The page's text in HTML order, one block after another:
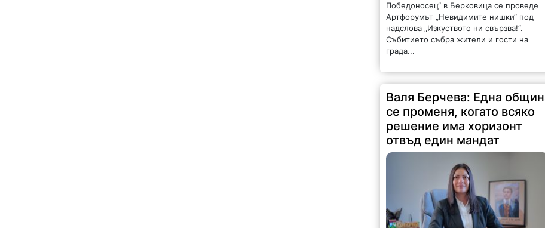
Победоносец“ в Берковица се проведе
Артфорумът „Невидимите нишки“ под
надслова „Изкуството ни свързва!“.
Събитието събра жители и гости на
града...
Валя Берчева: Една
се променя, когато всяко
решение има хоризонт
отвъд един мандат